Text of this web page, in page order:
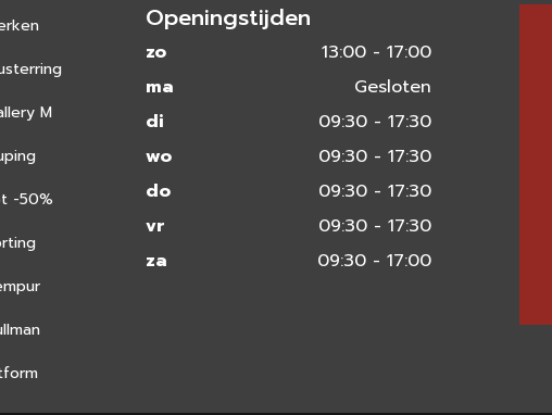
M
-50%
Openingstijden
zo
13:00 - 17:00
ma
Gesloten
di
09:30 - 17:30
wo
09:30 - 17:30
do
09:30 - 17:30
vr
09:30 - 17:30
za
09:30 - 17:00